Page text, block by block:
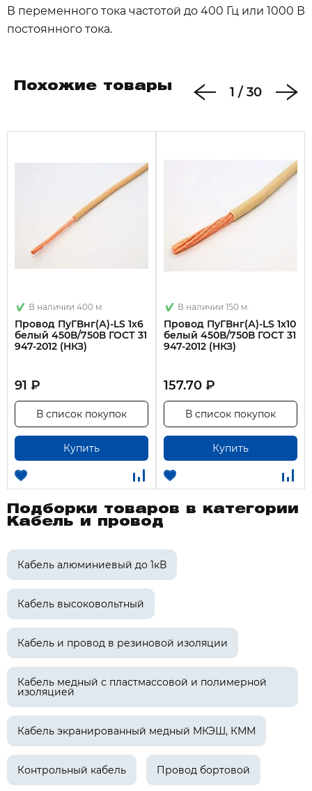
В переменного тока частотой до 400 Гц или 1000 В
постоянного тока.
Похожие товары 1 / 30
В наличии 400 м.
Провод ПуГВнг(А)-LS 1х6
белый 450В/750В ГОСТ 31
947-2012 (НКЗ)
91 ₽
Купить
В список покупок
В наличии 150 м.
Провод ПуГВнг(А)-LS 1х10
белый 450В/750В ГОСТ 31
947-2012 (НКЗ)
157.70 ₽
Купить
В список покупок
Подборки товаров в категории
Кабель и провод
Кабель алюминиевый до 1кВ
Кабель высоковольтный
Кабель и провод в резиновой изоляции
Кабель медный с пластмассовой и полимерной
изоляцией
Кабель экранированный медный МКЭШ, КММ
Контрольный кабель Провод бортовой